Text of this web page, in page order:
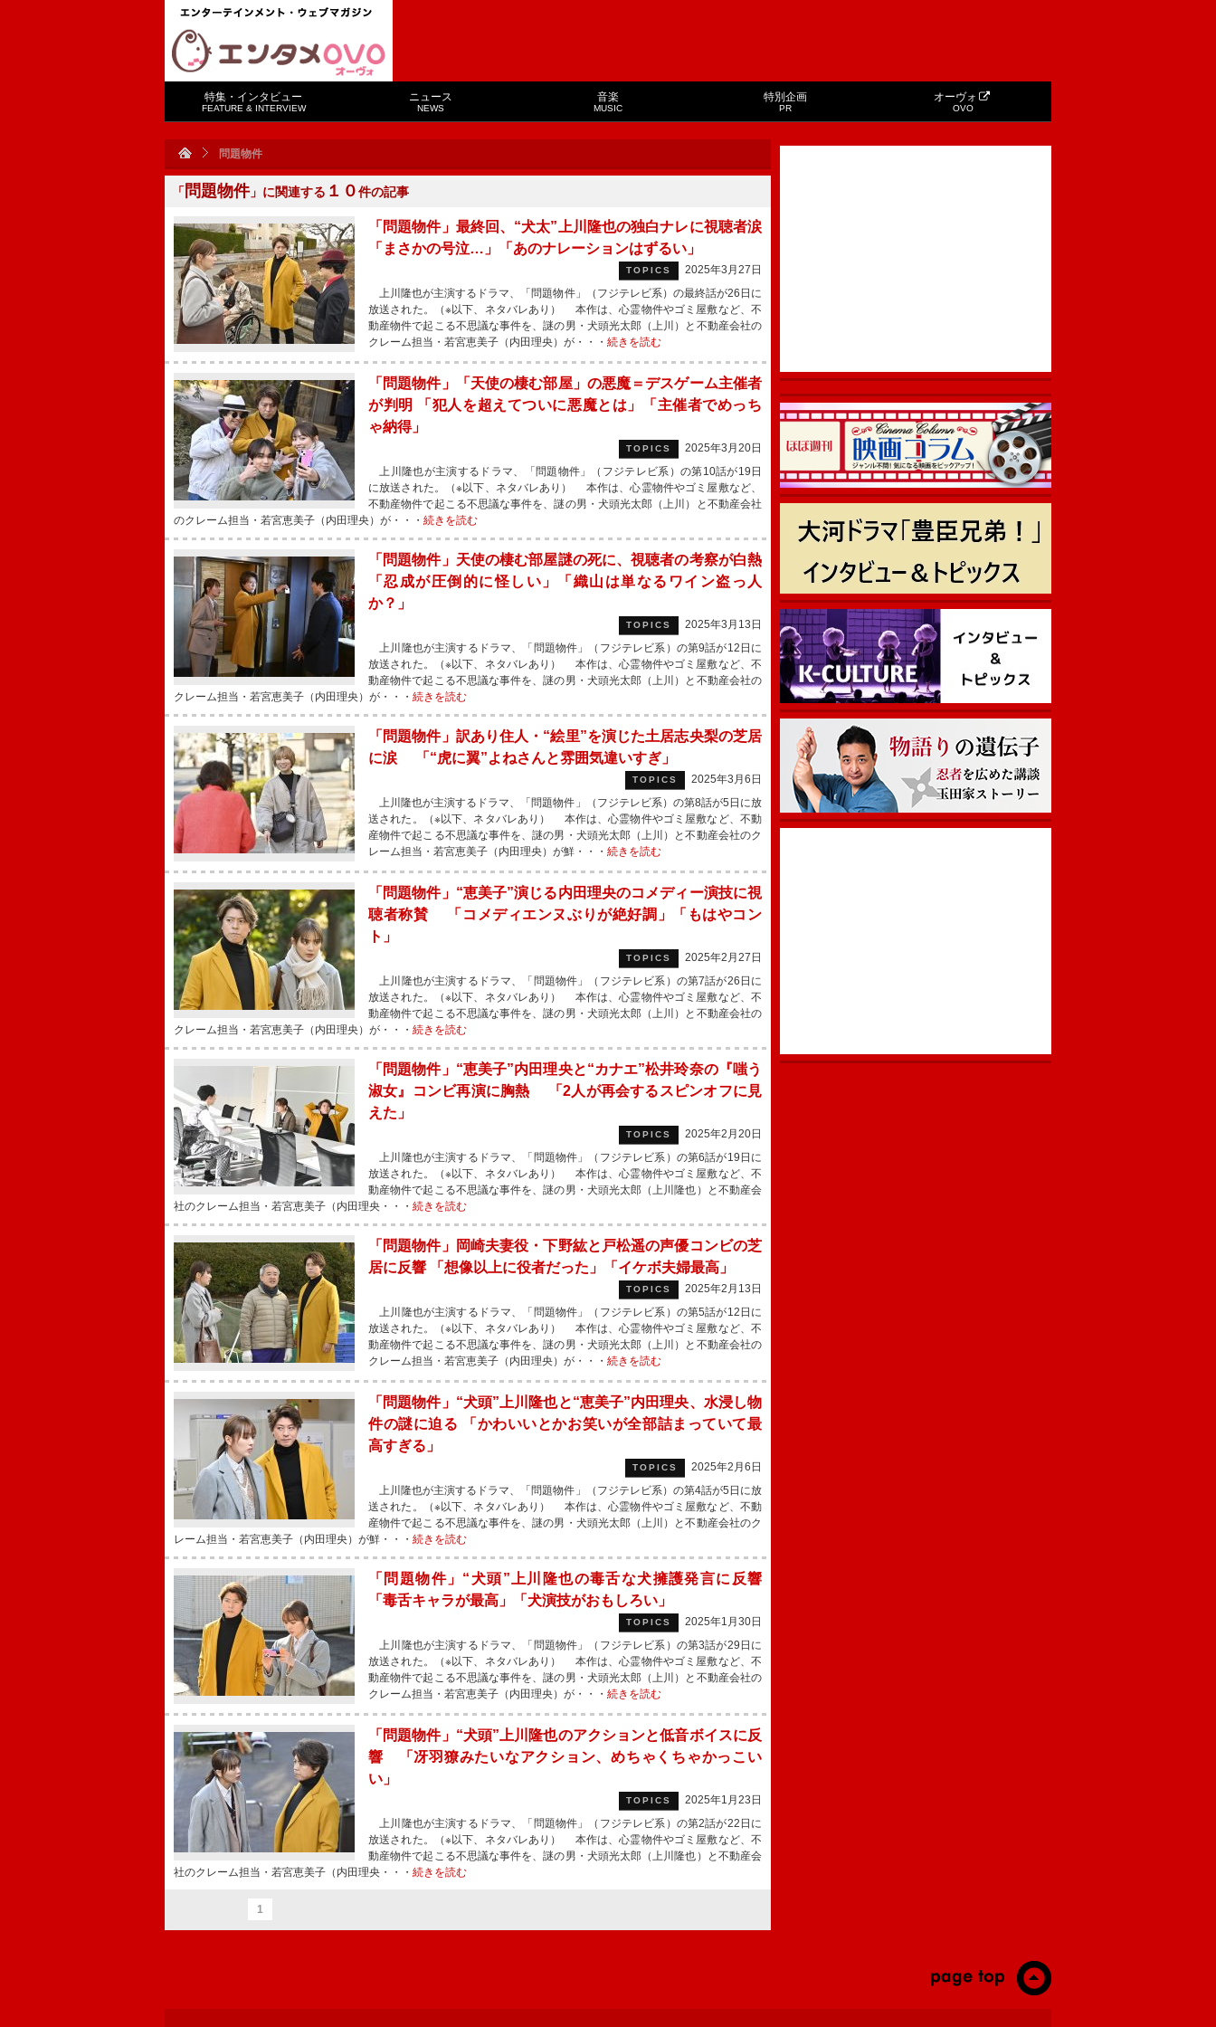
特集・インタビュー
FEATURE & INTERVIEW
ニュース
NEWS
音楽
MUSIC
特別企画
PR
オーヴォ
OVO
問題物件
「 問題物件」に関連する １０件の記事
「問題物件」最終回、“犬太”上川隆也の独白ナレに視聴者涙
「まさかの号泣…」「あのナレーションはずるい」
TOPICS
2025年3月27日
上川隆也が主演するドラマ、「問題物件」（フジテレビ系）の最終話が26日に
放送された。（※以下、ネタバレあり） 本作は、心霊物件やゴミ屋敷など、不
動産物件で起こる不思議な事件を、謎の男・犬頭光太郎（上川）と不動産会社の
クレーム担当・若宮恵美子（内田理央）が・・・ 続きを読む
「問題物件」「天使の棲む部屋」の悪魔＝デスゲーム主催者
が判明 「犯人を超えてついに悪魔とは」「主催者でめっち
ゃ納得」
TOPICS
2025年3月20日
上川隆也が主演するドラマ、「問題物件」（フジテレビ系）の第10話が19日
に放送された。（※以下、ネタバレあり） 本作は、心霊物件やゴミ屋敷など、
不動産物件で起こる不思議な事件を、謎の男・犬頭光太郎（上川）と不動産会社
のクレーム担当・若宮恵美子（内田理央）が・・・ 続きを読む
「問題物件」天使の棲む部屋謎の死に、視聴者の考察が白熱
「忍成が圧倒的に怪しい」「織山は単なるワイン盗っ人
か？」
TOPICS
2025年3月13日
上川隆也が主演するドラマ、「問題物件」（フジテレビ系）の第9話が12日に
放送された。（※以下、ネタバレあり） 本作は、心霊物件やゴミ屋敷など、不
動産物件で起こる不思議な事件を、謎の男・犬頭光太郎（上川）と不動産会社の
クレーム担当・若宮恵美子（内田理央）が・・・ 続きを読む
「問題物件」訳あり住人・“絵里”を演じた土居志央梨の芝居
に涙 「“虎に翼”よねさんと雰囲気違いすぎ」
TOPICS
2025年3月6日
上川隆也が主演するドラマ、「問題物件」（フジテレビ系）の第8話が5日に放
送された。（※以下、ネタバレあり） 本作は、心霊物件やゴミ屋敷など、不動
産物件で起こる不思議な事件を、謎の男・犬頭光太郎（上川）と不動産会社のク
レーム担当・若宮恵美子（内田理央）が鮮・・・ 続きを読む
「問題物件」“恵美子”演じる内田理央のコメディー演技に視
聴者称賛 「コメディエンヌぶりが絶好調」「もはやコン
ト」
TOPICS
2025年2月27日
上川隆也が主演するドラマ、「問題物件」（フジテレビ系）の第7話が26日に
放送された。（※以下、ネタバレあり） 本作は、心霊物件やゴミ屋敷など、不
動産物件で起こる不思議な事件を、謎の男・犬頭光太郎（上川）と不動産会社の
クレーム担当・若宮恵美子（内田理央）が・・・ 続きを読む
「問題物件」“恵美⼦”内田理央と“カナエ”松井玲奈の『嗤う
淑女』コンビ再演に胸熱 「2人が再会するスピンオフに見
えた」
TOPICS
2025年2月20日
上川隆也が主演するドラマ、「問題物件」（フジテレビ系）の第6話が19日に
放送された。（※以下、ネタバレあり） 本作は、心霊物件やゴミ屋敷など、不
動産物件で起こる不思議な事件を、謎の男・犬頭光太郎（上川隆也）と不動産会
社のクレーム担当・若宮恵美⼦（内田理央・・・ 続きを読む
「問題物件」岡崎夫妻役・下野紘と戸松遥の声優コンビの芝
居に反響 「想像以上に役者だった」「イケボ夫婦最高」
TOPICS
2025年2月13日
上川隆也が主演するドラマ、「問題物件」（フジテレビ系）の第5話が12日に
放送された。（※以下、ネタバレあり） 本作は、心霊物件やゴミ屋敷など、不
動産物件で起こる不思議な事件を、謎の男・犬頭光太郎（上川）と不動産会社の
クレーム担当・若宮恵美⼦（内田理央）が・・・ 続きを読む
「問題物件」“犬頭”上川隆也と“恵美⼦”内田理央、水浸し物
件の謎に迫る 「かわいいとかお笑いが全部詰まっていて最
高すぎる」
TOPICS
2025年2月6日
上川隆也が主演するドラマ、「問題物件」（フジテレビ系）の第4話が5日に放
送された。（※以下、ネタバレあり） 本作は、心霊物件やゴミ屋敷など、不動
産物件で起こる不思議な事件を、謎の男・犬頭光太郎（上川）と不動産会社のク
レーム担当・若宮恵美⼦（内田理央）が鮮・・・ 続きを読む
「問題物件」“犬頭”上川隆也の毒舌な犬擁護発言に反響
「毒舌キャラが最高」「犬演技がおもしろい」
TOPICS
2025年1月30日
上川隆也が主演するドラマ、「問題物件」（フジテレビ系）の第3話が29日に
放送された。（※以下、ネタバレあり） 本作は、心霊物件やゴミ屋敷など、不
動産物件で起こる不思議な事件を、謎の男・犬頭光太郎（上川）と不動産会社の
クレーム担当・若宮恵美⼦（内田理央）が・・・ 続きを読む
「問題物件」“犬頭”上川隆也のアクションと低音ボイスに反
響 「冴羽獠みたいなアクション、めちゃくちゃかっこい
い」
TOPICS
2025年1月23日
上川隆也が主演するドラマ、「問題物件」（フジテレビ系）の第2話が22日に
放送された。（※以下、ネタバレあり） 本作は、心霊物件やゴミ屋敷など、不
動産物件で起こる不思議な事件を、謎の男・犬頭光太郎（上川隆也）と不動産会
社のクレーム担当・若宮恵美⼦（内田理央・・・ 続きを読む
1